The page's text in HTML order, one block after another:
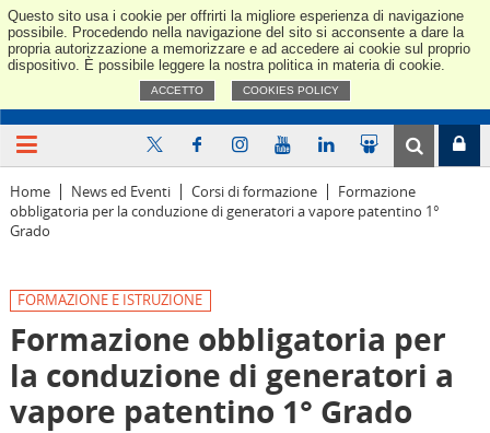
Questo sito usa i cookie per offrirti la migliore esperienza di navigazione
possibile. Procedendo nella navigazione del sito si acconsente a dare la
propria autorizzazione a memorizzare e ad accedere ai cookie sul proprio
dispositivo. È possibile leggere la nostra politica in materia di cookie.
ACCETTO COOKIES POLICY
Home News ed Eventi Corsi di formazione
Formazione
obbligatoria per la conduzione di generatori a vapore patentino 1°
Grado
FORMAZIONE E ISTRUZIONE
Formazione obbligatoria per
la conduzione di generatori a
vapore patentino 1° Grado